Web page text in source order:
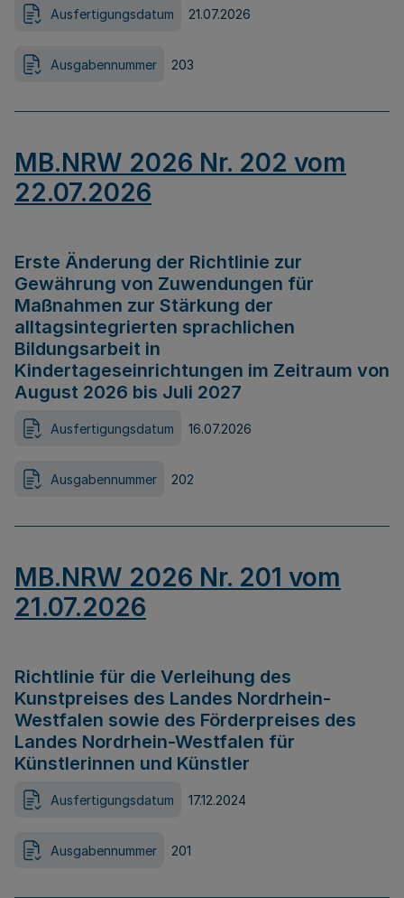
Ausfertigungsdatum 21.07.2026
Ausgabennummer 203
MB.NRW 2026 Nr. 202 vom
22.07.2026
Erste Änderung der Richtlinie zur
Gewährung von Zuwendungen für
Maßnahmen zur Stärkung der
alltagsintegrierten sprachlichen
Bildungsarbeit in
Kindertageseinrichtungen im Zeitraum von
August 2026 bis Juli 2027
Ausfertigungsdatum 16.07.2026
Ausgabennummer 202
MB.NRW 2026 Nr. 201 vom
21.07.2026
Richtlinie für die Verleihung des
Kunstpreises des Landes Nordrhein-
Westfalen sowie des Förderpreises des
Landes Nordrhein-Westfalen für
Künstlerinnen und Künstler
Ausfertigungsdatum 17.12.2024
Ausgabennummer 201